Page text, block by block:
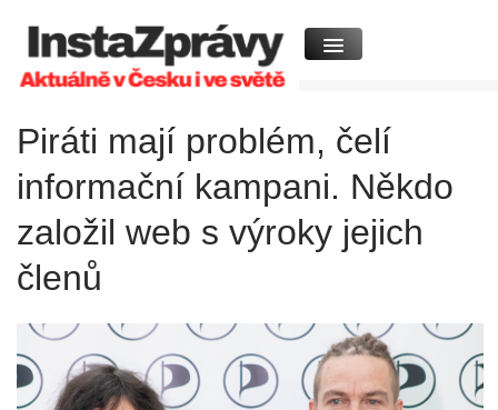
Piráti mají problém, čelí
informační kampani. Někdo
založil web s výroky jejich
členů